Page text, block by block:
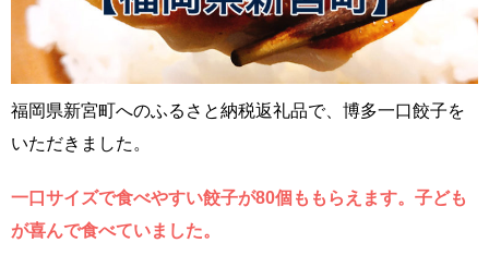
福岡県新宮町へのふるさと納税返礼品で、博多一口餃子を
いただきました。
一口サイズで食べやすい餃子が80個ももらえます。子ども
が喜んで食べていました。